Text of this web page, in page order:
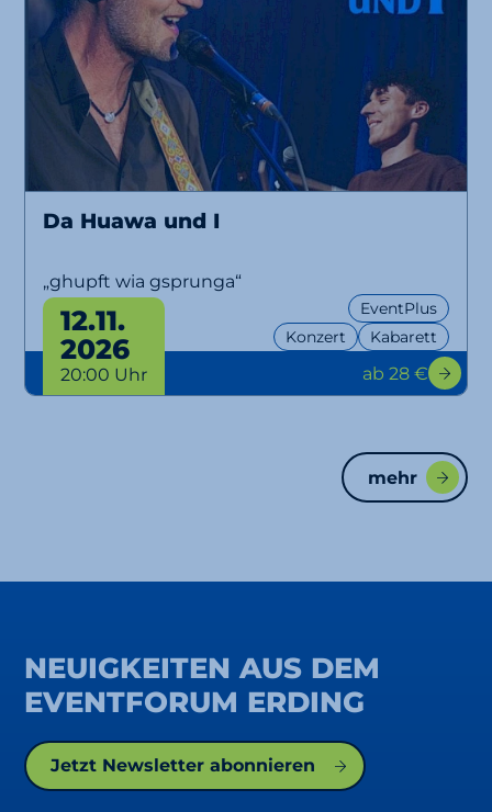
Da Huawa und I
„ghupft wia gsprunga“
Konzert Kabarett
EventPlus
12.11.
2026
20:00 Uhr ab 28 €
mehr
NEUIGKEITEN AUS DEM
EVENTFORUM ERDING
Jetzt Newsletter abonnieren